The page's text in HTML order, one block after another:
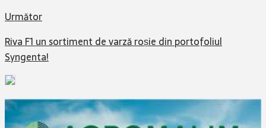
Următor
Riva F1 un sortiment de varză roșie din portofoliul
Syngenta!